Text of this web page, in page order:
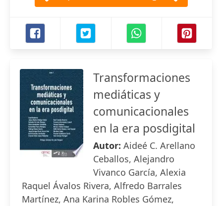
Transformaciones
mediáticas y
comunicacionales
en la era posdigital
Autor: Aideé C. Arellano
Ceballos, Alejandro
Vivanco García, Alexia
Raquel Ávalos Rivera, Alfredo Barrales
Martínez, Ana Karina Robles Gómez,